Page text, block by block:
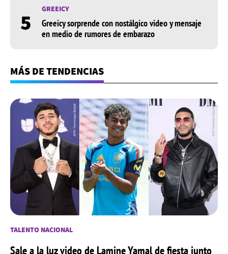
5 GREEICY
Greeicy sorprende con nostálgico video y mensaje
en medio de rumores de embarazo
MÁS DE TENDENCIAS
TALENTO NACIONAL
Sale a la luz video de Lamine Yamal de fiesta junto